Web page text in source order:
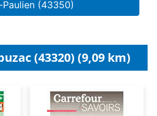
Paulien (43350)
(43320) (9,09 km)